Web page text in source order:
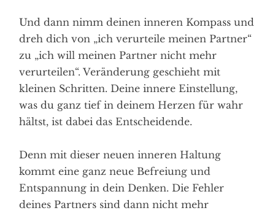
Und dann nimm deinen inneren Kompass und
dreh dich von „ich verurteile meinen Partner“
zu „ich will meinen Partner nicht mehr
verurteilen“. Veränderung geschieht mit
kleinen Schritten. Deine innere Einstellung,
was du ganz tief in deinem Herzen für wahr
hältst, ist dabei das Entscheidende.
Denn mit dieser neuen inneren Haltung
kommt eine ganz neue Befreiung und
Entspannung in dein Denken. Die Fehler
deines Partners sind dann nicht mehr